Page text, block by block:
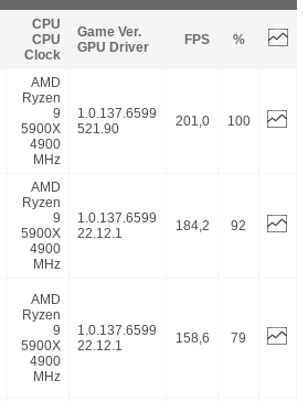
CPU
CPU
Clock
Game Ver.
GPU Driver
FPS %
AMD
Ryzen
9
5900X
4900
MHz
1.0.137.6599
521.90
201,0 100
AMD
Ryzen
9
5900X
4900
MHz
1.0.137.6599
22.12.1
184,2 92
AMD
Ryzen
9
5900X
4900
MHz
1.0.137.6599
22.12.1
158,6 79